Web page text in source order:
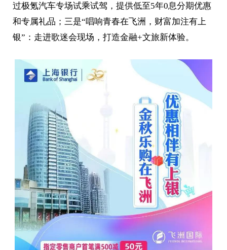
过极氪汽车专场试乘试驾，提供低至5年0息分期优惠
和专属礼品；三是“唱响青春在飞洲，财富加注有上
银”：走进歌迷会现场，打造金融+文旅新体验。